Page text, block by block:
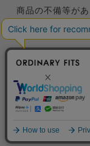
商品の不備等が
プライバシーポリ